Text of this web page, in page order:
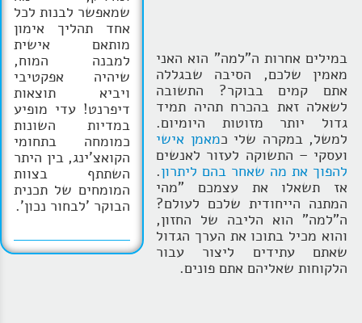
שמאפשר לבנות לכל
אחד תהליך אימון
מותאם אישית
למבנה המוח,
שיהיה אפקטיבי
ויביא תוצאות
דיפרנט! עדי מופיע
במדיות השונות
כמומחה בתחומי
הקואצ'ינג, בין היתר
השתתף בצוות
המומחים של תכנית
הבוקר 'לבחור נכון'.
במילים אחרות ה"למה" הוא האני
מאמין שלכם, הסיבה שבגללה
אתם קמים בבוקר? התשובה
לשאלה זאת בהכרח תהיה תמיד
גדול יותר מזוטות היומיום.
למשל, במקרה שלי כמאמן אישי
ועסקי – התשוקה לעזור לאנשים
להפוך את מה שאחר בהם ליתרון.
אז תשאלו את עצמכם "מהי
המתנה הייחודית שלכם לעולם?
ה"למה" הוא הליבה של החזון,
והוא מכיל בתוכו את הערך הגדול
שאתם עתידים ליצור עבור
הלקוחות שאליהם אתם פונים.